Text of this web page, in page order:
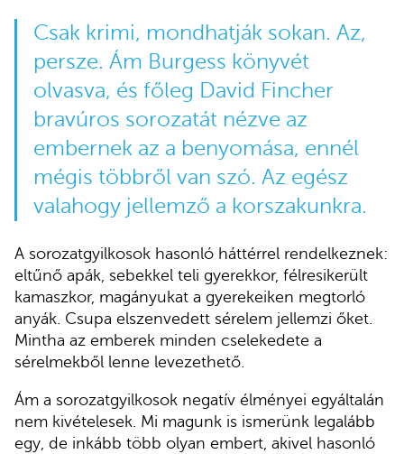
Csak krimi, mondhatják sokan. Az,
persze. Ám Burgess könyvét
olvasva, és főleg David Fincher
bravúros sorozatát nézve az
embernek az a benyomása, ennél
mégis többről van szó. Az egész
valahogy jellemző a korszakunkra.
A sorozatgyilkosok hasonló háttérrel rendelkeznek:
eltűnő apák, sebekkel teli gyerekkor, félresikerült
kamaszkor, magányukat a gyerekeiken megtorló
anyák. Csupa elszenvedett sérelem jellemzi őket.
Mintha az emberek minden cselekedete a
sérelmekből lenne levezethető.
Ám a sorozatgyilkosok negatív élményei egyáltalán
nem kivételesek. Mi magunk is ismerünk legalább
egy, de inkább több olyan embert, akivel hasonló